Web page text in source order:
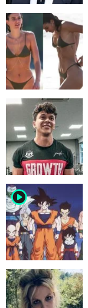
player2